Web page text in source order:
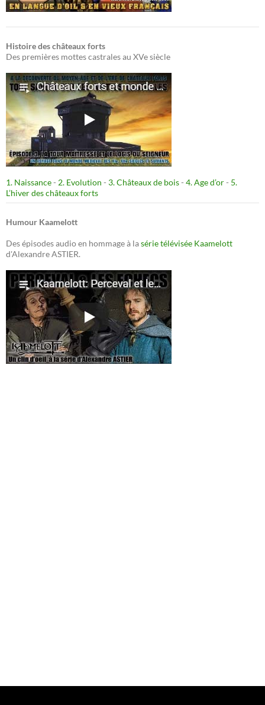
Histoire des châteaux forts
Des premières mottes castrales au XVe siècle
1. Naissance- 2. Evolution - 3. Châteaux de bois- 4. Age d’or- 5.
L’hiver des châteaux forts
Humour Kaamelott
Des épisodes audio en hommage à lasérie télévisée Kaamelott
d'Alexandre ASTIER.